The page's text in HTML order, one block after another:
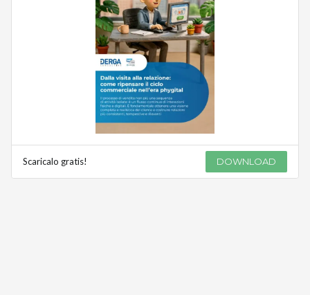
Scaricalo gratis! DOWNLOAD